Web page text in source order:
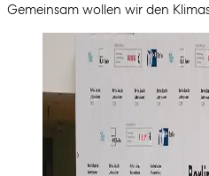
Gemeinsam wollen wir den